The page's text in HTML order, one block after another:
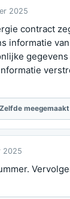
2025
contract
informatie
Zelfde meegemaakt
2025